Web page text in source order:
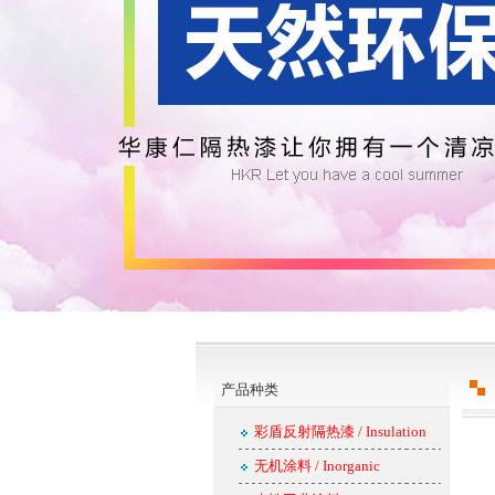
产品种类
彩盾反射隔热漆 / Insulation
无机涂料 / Inorganic